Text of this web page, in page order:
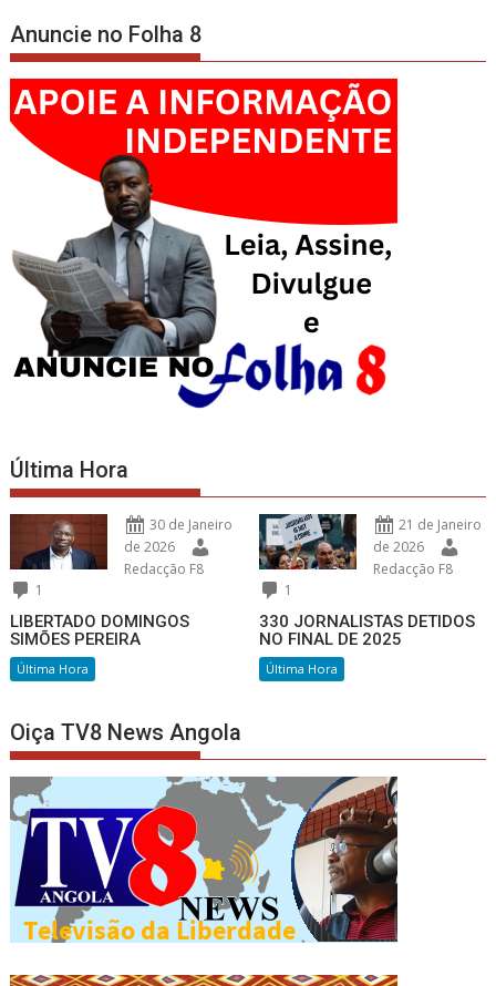
Anuncie no Folha 8
Última Hora
30 de Janeiro
de 2026
Redacção F8
1
LIBERTADO DOMINGOS
SIMÕES PEREIRA
Última Hora
21 de Janeiro
de 2026
Redacção F8
1
330 JORNALISTAS DETIDOS
NO FINAL DE 2025
Última Hora
Oiça TV8 News Angola